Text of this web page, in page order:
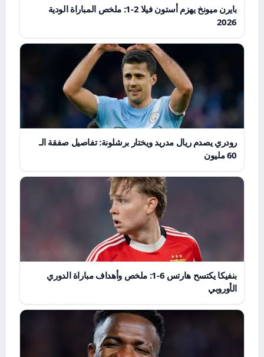
بايرن ميونخ يهزم أستون فيلا 2-1: ملخص المباراة الودية
2026
رودري يصدم ريال مدريد ويختار برشلونة: تفاصيل صفقة الـ
60 مليون
بنفيكا يكتسح هارتس 6-1: ملخص وأهداف مباراة الدوري
الأوروبي